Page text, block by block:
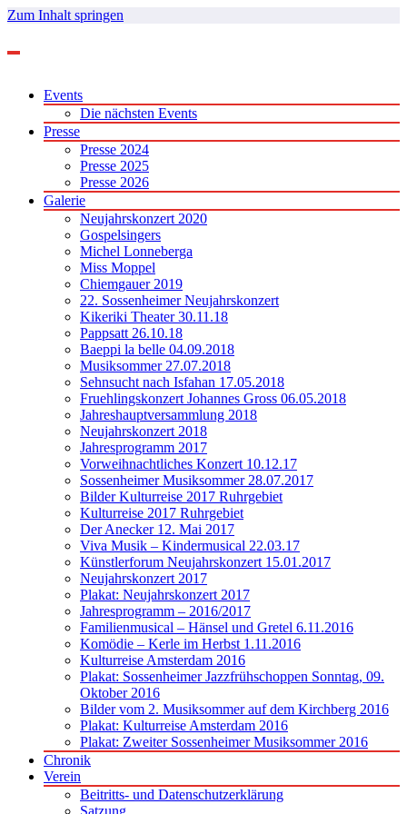
Zum Inhalt springen
Events
Die nächsten Events
Presse
Presse 2024
Presse 2025
Presse 2026
Galerie
Neujahrskonzert 2020
Gospelsingers
Michel Lonneberga
Miss Moppel
Chiemgauer 2019
22. Sossenheimer Neujahrskonzert
Kikeriki Theater 30.11.18
Pappsatt 26.10.18
Baeppi la belle 04.09.2018
Musiksommer 27.07.2018
Sehnsucht nach Isfahan 17.05.2018
Fruehlingskonzert Johannes Gross 06.05.2018
Jahreshauptversammlung 2018
Neujahrskonzert 2018
Jahresprogramm 2017
Vorweihnachtliches Konzert 10.12.17
Sossenheimer Musiksommer 28.07.2017
Bilder Kulturreise 2017 Ruhrgebiet
Kulturreise 2017 Ruhrgebiet
Der Anecker 12. Mai 2017
Viva Musik – Kindermusical 22.03.17
Künstlerforum Neujahrskonzert 15.01.2017
Neujahrskonzert 2017
Plakat: Neujahrskonzert 2017
Jahresprogramm – 2016/2017
Familienmusical – Hänsel und Gretel 6.11.2016
Komödie – Kerle im Herbst 1.11.2016
Kulturreise Amsterdam 2016
Plakat: Sossenheimer Jazzfrühschoppen Sonntag, 09.
Oktober 2016
Bilder vom 2. Musiksommer auf dem Kirchberg 2016
Plakat: Kulturreise Amsterdam 2016
Plakat: Zweiter Sossenheimer Musiksommer 2016
Chronik
Verein
Beitritts- und Datenschutzerklärung
Satzung